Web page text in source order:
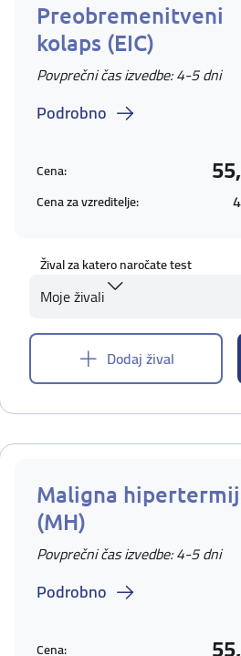
Preobremenitveni
kolaps (EIC)
Povprečni čas izvedbe: 4-5 dni
Podrobno
Cena:
Cena za vzreditelje:
Žival za katero naročate test
Moje živali
Dodaj žival
Maligna
(MH)
Povprečni čas izvedbe: 4-5 dni
Podrobno
Cena: